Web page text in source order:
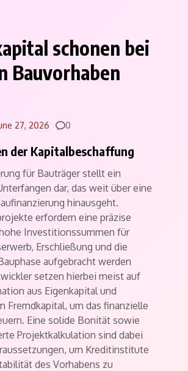
schonen bei
Bauvorhaben
27, 2026 Comments
0
der Kapitalbeschaffung
für Bauträger stellt ein
dar, das weit über eine
hinausgeht.
erfordern eine präzise
Investitionssummen für
Erschließung und die
aufgebracht werden
setzen hierbei meist auf
aus Eigenkapital und
Fremdkapital, um das finanzielle
Eine solide Bonität sowie
Projektkalkulation sind dabei
um Kreditinstitute
des Vorhabens zu